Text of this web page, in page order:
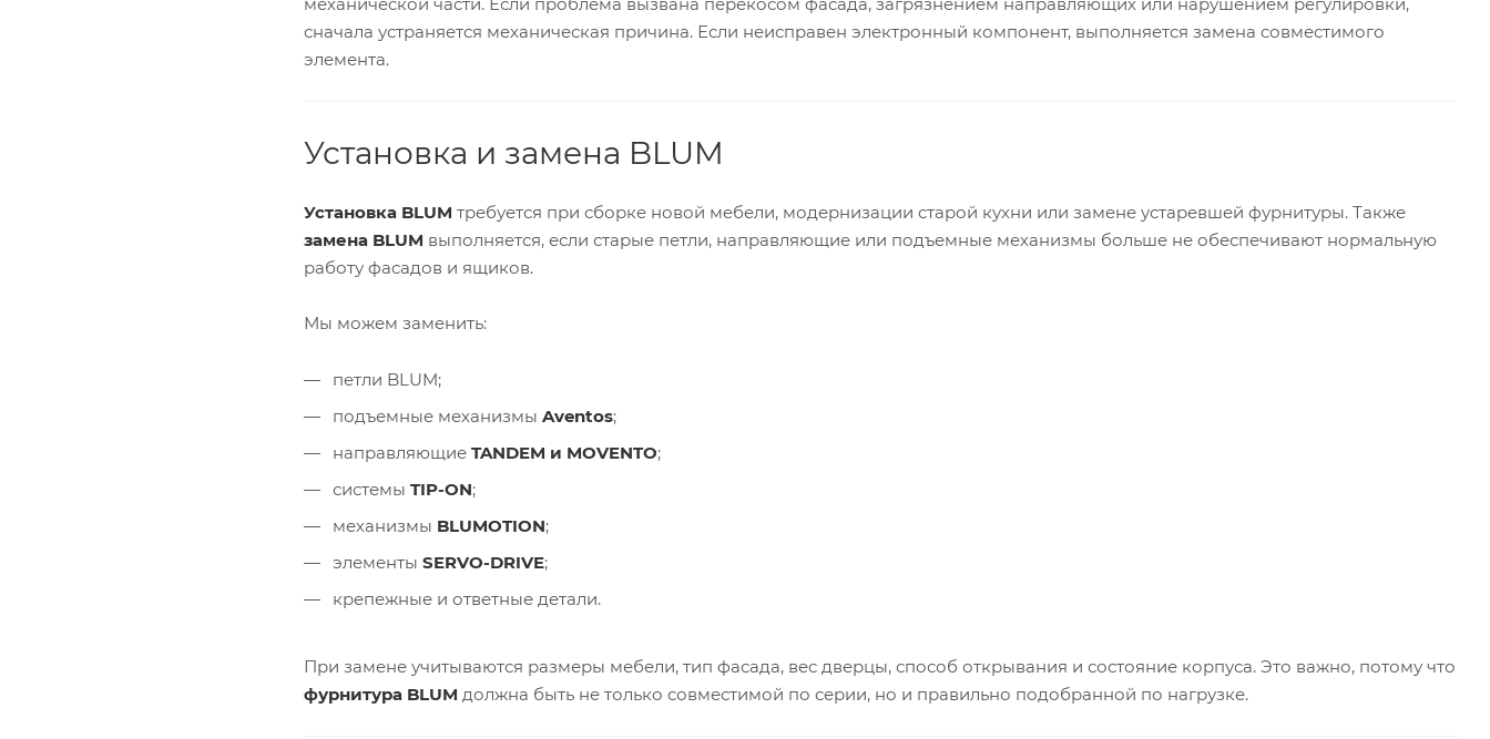
сначала устраняется механическая причина. Если неисправен электронный компонент, выполняется замена совместимого
элемента.
Установка и замена BLUM
Установка BLUM требуется при сборке новой мебели, модернизации старой кухни или замене устаревшей фурнитуры. Также
замена BLUM выполняется, если старые петли, направляющие или подъемные механизмы больше не обеспечивают нормальную
работу фасадов и ящиков.
Мы можем заменить:
петли BLUM;
подъемные механизмы Aventos;
направляющие TANDEM и MOVENTO;
системы TIP-ON;
механизмы BLUMOTION;
элементы SERVO-DRIVE;
крепежные и ответные детали.
При замене учитываются размеры мебели, тип фасада, вес дверцы, способ открывания и состояние корпуса. Это важно, потому что
фурнитура BLUM должна быть не только совместимой по серии, но и правильно подобранной по нагрузке.